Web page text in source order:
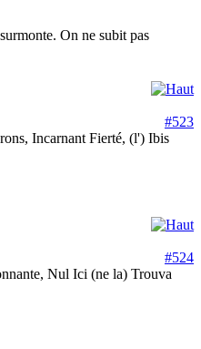
On ne subit pas
#523
Incarnant Fierté, (l') Ibis
#524
Nul Ici (ne la) Trouva